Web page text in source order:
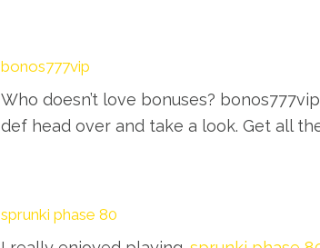
bonos777vip
Who doesn’t love bonuses?
def head over and take a look. Get all
sprunki phase 80